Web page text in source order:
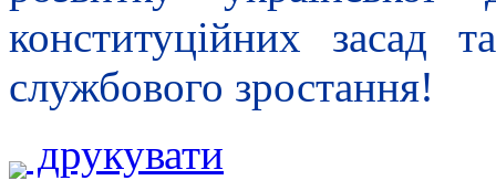
конституційних засад
службового зростання!
друкувати